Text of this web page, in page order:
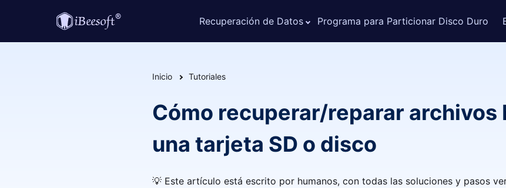
Recuperación de Datos Programa para Particionar Disco Duro
Inicio Tutoriales
Cómo recuperar/reparar archivos
una tarjeta SD o disco
💡 Este artículo está escrito por humanos, con todas las soluciones y pasos